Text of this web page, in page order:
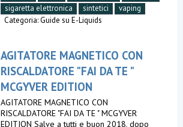
sigaretta elettronica
sintetici
vaping
Categoria:Guide su E-Liquids
AGITATORE MAGNETICO CON
RISCALDATORE "FAI DA TE "
MCGYVER EDITION
AGITATORE MAGNETICO CON
RISCALDATORE "FAI DA TE " MCGYVER
EDITION Salve a tutti e buon 2018, dopo